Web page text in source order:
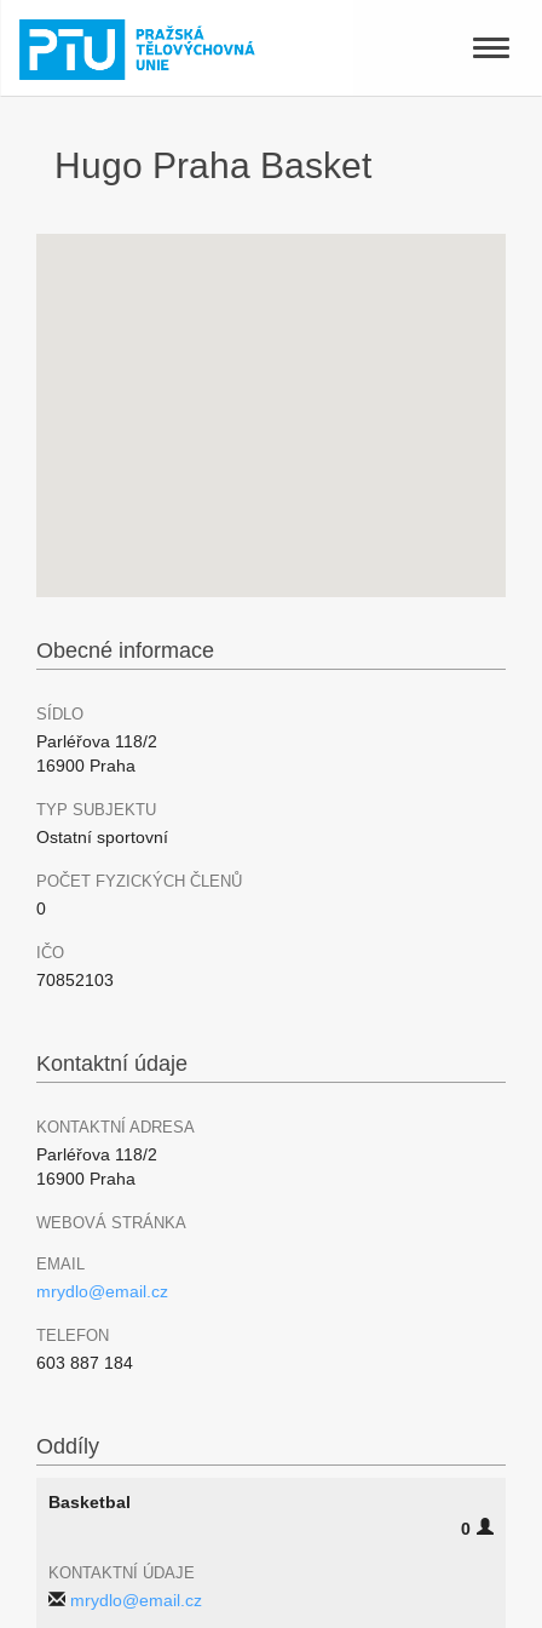
Toggle
Hugo Praha Basket
Obecné informace
SÍDLO
Parléřova 118/2
16900 Praha
TYP SUBJEKTU
Ostatní sportovní
POČET FYZICKÝCH ČLENŮ
0
IČO
70852103
Kontaktní údaje
KONTAKTNÍ ADRESA
Parléřova 118/2
16900 Praha
WEBOVÁ STRÁNKA
EMAIL
mrydlo@email.cz
TELEFON
603 887 184
Oddíly
Basketbal
0
KONTAKTNÍ ÚDAJE
mrydlo@email.cz